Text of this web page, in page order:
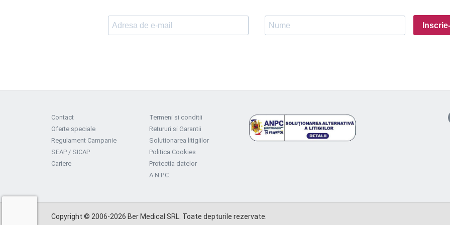
Contact
Oferte speciale
Regulament Campanie
SEAP / SICAP
Cariere
Termeni si conditii
Retururi si Garantii
Solutionarea litigiilor
Politica Cookies
Protectia datelor
A.N.P.C.
Copyright © 2006-2026 Ber Medical SRL. Toate depturile rezervate.